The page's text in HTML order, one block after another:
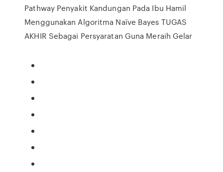
Pathway Penyakit Kandungan Pada Ibu Hamil
Menggunakan Algoritma Naïve Bayes TUGAS
AKHIR Sebagai Persyaratan Guna Meraih Gelar